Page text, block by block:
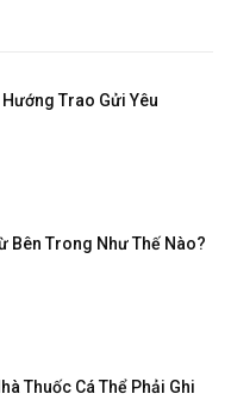
Trao Gửi Yêu
Bên Trong Như Thế Nào?
Thuốc Cá Thể Phải Ghi